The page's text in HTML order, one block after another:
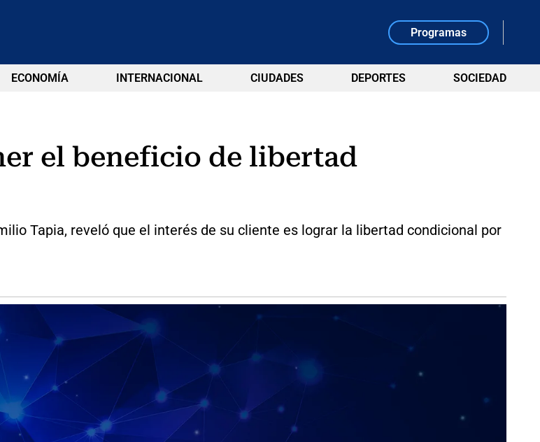
Programas
ECONOMÍA INTERNACIONAL CIUDADES DEPORTES SOCIEDAD
el beneficio de libertad
Tapia, reveló que el interés de su cliente es lograr la libertad condicional por